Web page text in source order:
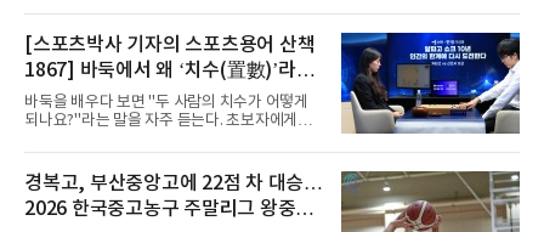
리그 빅토리아 히메지에 합류했다가 지난 5월
팀을 떠났다.이다영은 더 많은 무대를
전을 승리로 장식했다.이승여 감독이 이끄는 한
국은 7일(한국시간) 칠레 로스 안데스의 리세오
믹스토 체육관에서 열린 2026 국제배구연맹
(FIVB) U-17 여자 세계선수권대회 조별리그 D조
1차전에서 푸에르토리코를 3-1(25-10 25-23
19-25 26-24)로 이겼다.승리의 중심에는 '리틀
김연경'으로 불리는 아웃사이드 히터 손서연(선
다. 장수인이 11점, 최민주가 8점, 어민서가 7점
으로 힘을 보탰다.승점 3을 챙긴 한
[스포츠박사 기자의 스포츠용어 산책
1867] 바둑에서 왜 ‘치수(置數)’라고
말할까
바둑을 배우다 보면 "두 사람의 치수가 어떻게
되나요?"라는 말을 자주 듣는다. 초보자에게는
'둘 치(置)'와 '셀 수(數)'를 쓴다. '돌을 놓는 수'라
는 의미이다. 두 사람이 대등하게 승부할 수 있도
록 약한 쪽에게 미리 흑돌을 놓아주는 개수를 가
리킨다. 오늘날의 접바둑에서 말하는 '두 점', '세
경복고, 부산중앙고에 22점 차 대승…
2026 한국중고농구 주말리그 왕중왕